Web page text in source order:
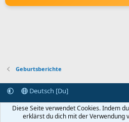
Geburtsberichte
Deutsch [Du]
Kontakt aufnehmen
Bedingungen
Startseite
R
S
Diese Seite verwendet Cookies. Indem
erklärst du dich mit der Verwendung